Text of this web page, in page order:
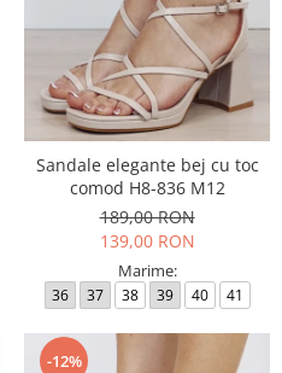
Sandale elegante bej cu toc
comod H8-836 M12
189,00 RON
139,00 RON
Marime:
36 37 38 39 40 41
-12%